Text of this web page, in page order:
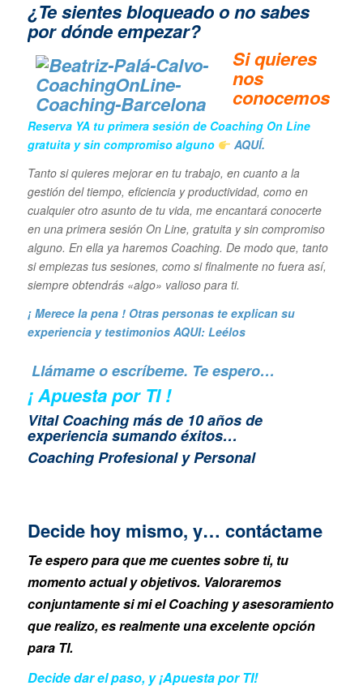
¿Te sientes bloqueado o no sabes
por dónde empezar?
Si quieres
nos
conocemos
Reserva YA tu primera sesión de Coaching On Line
gratuita y sin compromiso alguno
AQUÍ.
Tanto si quieres mejorar en tu trabajo, en cuanto a la
gestión del tiempo, eficiencia y productividad, como en
cualquier otro asunto de tu vida, me encantará conocerte
en una primera sesión On Line, gratuita y sin compromiso
alguno. En ella ya haremos Coaching. De modo que, tanto
si empiezas tus sesiones, como si finalmente no fuera así,
siempre obtendrás «algo» valioso para ti.
¡ Merece la pena ! Otras personas te explican su
experiencia y testimonios AQUI: Leélos
Llámame o escríbeme. Te espero…
¡ Apuesta por TI !
Vital Coaching más de 10 años de
experiencia sumando éxitos…
Coaching Profesional y Personal
Decide hoy mismo, y… contáctame
Te espero para que me cuentes sobre ti, tu
momento actual y objetivos. Valoraremos
conjuntamente si mi el Coaching y asesoramiento
que realizo, es realmente una excelente opción
para TI.
Decide dar el paso, y ¡Apuesta por TI!